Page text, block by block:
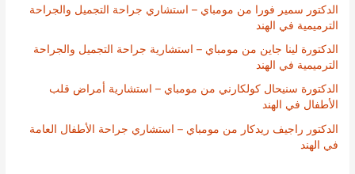
الدكتور سمير فورا من مومباي – استشاري جراحة التجميل والجراحة
الترميمية في الهند
الدكتورة لينا جاين من مومباي – استشارية جراحة التجميل والجراحة
الترميمية في الهند
الدكتورة سنيحال كولكارني من مومباي – استشارية أمراض قلب
الأطفال في الهند
الدكتور راجيف ريدكار من مومباي – استشاري جراحة الأطفال العامة
في الهند